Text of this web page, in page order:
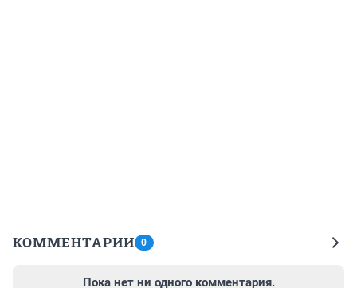
КОММЕНТАРИИ 0
Пока нет ни одного комментария.